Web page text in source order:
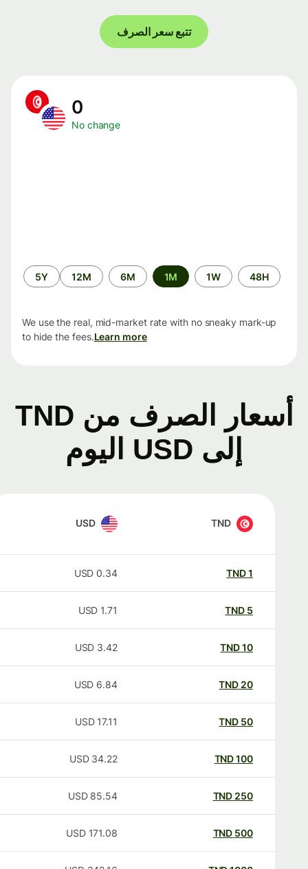
تتبع سعر الصرف
No change
الفترة
الزمنية
48H
1W
1M
6M
12M
5Y
We use the real, mid-market rate with no sneaky mark-up
to hide the fees.Learn more
أسعار الصرف من TND
إلى USD اليوم
TND
USD
TND
0.34
USD
TND
1.71
USD
TND
3.42
USD
20
TND
6.84
USD
50
TND
17.11
USD
100
TND
34.22
USD
250
TND
85.54
USD
500
TND
171.08
USD